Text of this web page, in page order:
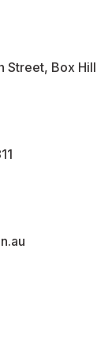
Street, Box